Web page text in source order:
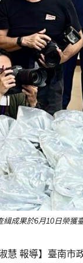
緝成果於6月10日榮獲
慧 報導】臺南